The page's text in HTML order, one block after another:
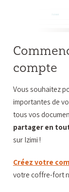
compte
Vous souhaitez
importantes de
tous vos
partager en
sur Izimi !
Créez votre
votre coffre-fort